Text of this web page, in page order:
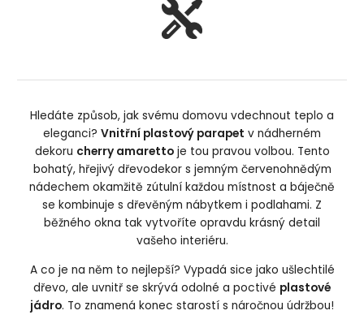
Hledáte způsob, jak svému domovu vdechnout teplo a
eleganci? Vnitřní plastový parapet v nádherném
dekoru cherry amarettoje tou pravou volbou. Tento
bohatý, hřejivý dřevodekor s jemným červenohnědým
nádechem okamžitě zútulní každou místnost a báječně
se kombinuje s dřevěným nábytkem i podlahami. Z
běžného okna tak vytvoříte opravdu krásný detail
vašeho interiéru.
A co je na něm to nejlepší? Vypadá sice jako ušlechtilé
dřevo, ale uvnitř se skrývá odolné a poctivé plastové
jádro. To znamená konec starostí s náročnou údržbou!